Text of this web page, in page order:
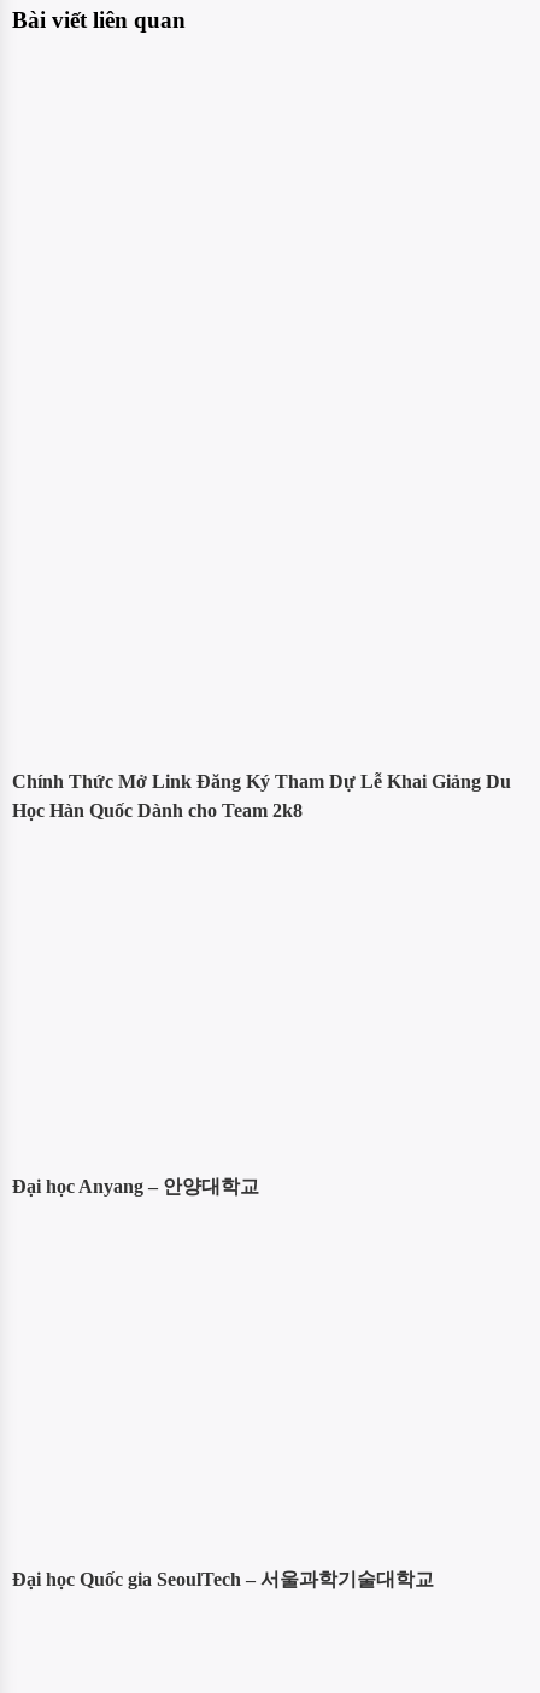
Bài viết liên quan
Chính Thức Mở Link Đăng Ký Tham Dự Lễ Khai Giảng Du
Học Hàn Quốc Dành cho Team 2k8
Đại học Anyang – 안양대학교
Đại học Quốc gia SeoulTech – 서울과학기술대학교